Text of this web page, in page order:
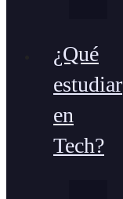
¿Qué
estudiar
en
Tech?